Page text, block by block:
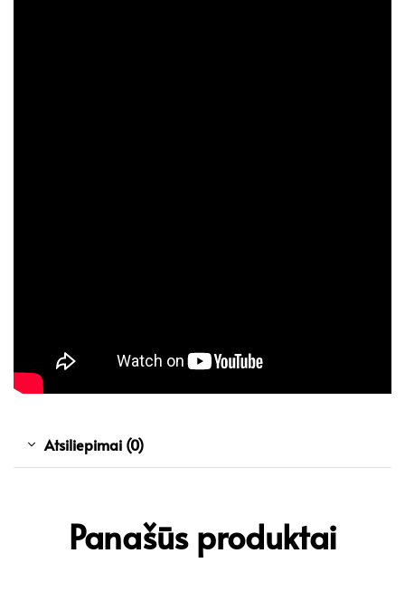
Atsiliepimai (0)
Panašūs produktai